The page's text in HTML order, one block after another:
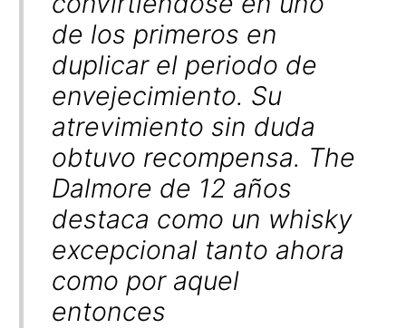
de los primeros en
duplicar el periodo de
envejecimiento. Su
atrevimiento sin duda
obtuvo recompensa. The
Dalmore de 12 años
destaca como un whisky
excepcional tanto ahora
como por aquel
entonces